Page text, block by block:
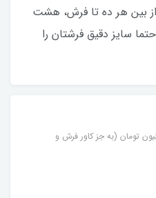
بین هر ده تا فرش، هشت
سایز دقیق فرشتان را
خرید بالای ۱۵ میلیون تومان (به جز کاور فرش و